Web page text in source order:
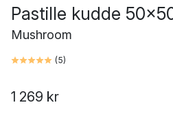
Pastille kudde
Mushroom
(5)
1 269 kr